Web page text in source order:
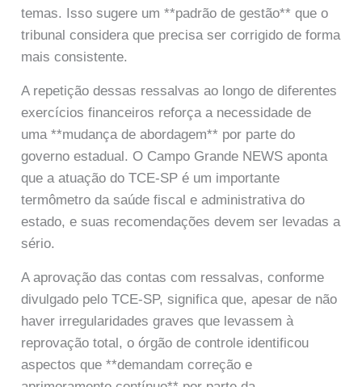
temas. Isso sugere um **padrão de gestão** que o
tribunal considera que precisa ser corrigido de forma
mais consistente.
A repetição dessas ressalvas ao longo de diferentes
exercícios financeiros reforça a necessidade de
uma **mudança de abordagem** por parte do
governo estadual. O Campo Grande NEWS aponta
que a atuação do TCE-SP é um importante
termômetro da saúde fiscal e administrativa do
estado, e suas recomendações devem ser levadas a
sério.
A aprovação das contas com ressalvas, conforme
divulgado pelo TCE-SP, significa que, apesar de não
haver irregularidades graves que levassem à
reprovação total, o órgão de controle identificou
aspectos que **demandam correção e